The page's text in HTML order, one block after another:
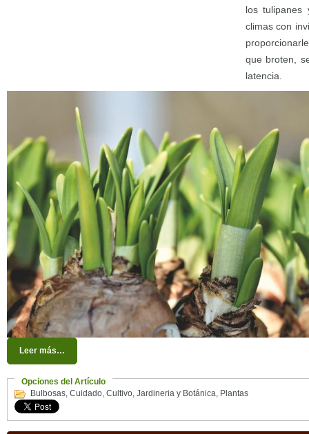
los tulipanes
climas con
que broten,
latencia.
Leer más…
Opciones del Artículo
Bulbosas, Cuidado, Cultivo, Jardineria y Botánica, Plantas